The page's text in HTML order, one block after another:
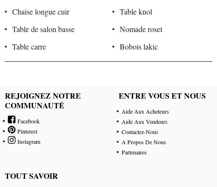
Chaise longue cuir
Table knol
Table de salon basse
Nomade roset
Table carre
Bobois lakic
REJOIGNEZ NOTRE
COMMUNAUTÉ
Facebook
Pinterest
Instagram
ENTRE VOUS ET NOUS
Aide Aux Acheteurs
Aide Aux Vendeurs
Contactez-Nous
A Propos De Nous
Partenaires
TOUT SAVOIR